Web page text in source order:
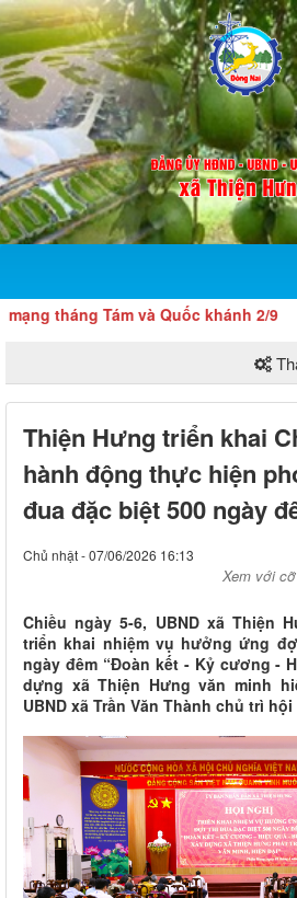
Tám và Quốc khánh 2/9
Thiện Hưng triển khai
hành động thực hiện
đua đặc biệt 500 ngày
Chủ nhật - 07/06/2026 16:13
Xem với
Chiều ngày 5-6, UBND xã Thiện
triển khai nhiệm vụ hưởng ứng
ngày đêm “Đoàn kết - Kỷ cương -
dựng xã Thiện Hưng văn minh
UBND xã Trần Văn Thành chủ trì